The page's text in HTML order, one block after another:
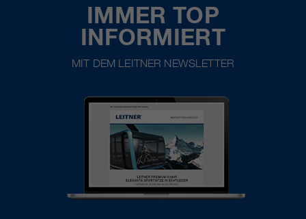
IMMER TOP
INFORMIERT
MIT DEM LEITNER NEWSLETTER